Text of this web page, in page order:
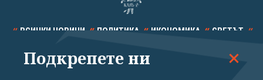
ВСИЧКИ НОВИНИ ПОЛИТИКА ИКОНОМИКА СВЕТЪТ
СПОРТ КУЛТУРА ТЕХНОЛОГИИ КАЛЕЙДОСКОП
Подкрепете ни